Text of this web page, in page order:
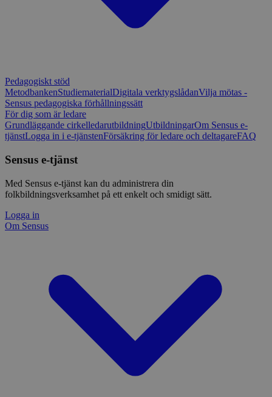
Pedagogiskt stöd
MetodbankenStudiematerialDigitala verktygslådanVilja mötas -
Sensus pedagogiska förhållningssätt
För dig som är ledare
Grundläggande cirkelledarutbildningUtbildningarOm Sensus e-
tjänstLogga in i e-tjänstenFörsäkring för ledare och deltagareFAQ
Sensus e-tjänst
Med Sensus e-tjänst kan du administrera din
folkbildningsverksamhet på ett enkelt och smidigt sätt.
Logga in
Om Sensus